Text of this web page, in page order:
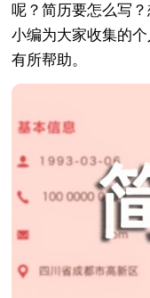
呢？简历要怎么写
小编为大家收集的
有所帮助。